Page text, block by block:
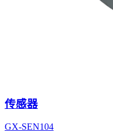
传感器
GX-SEN104